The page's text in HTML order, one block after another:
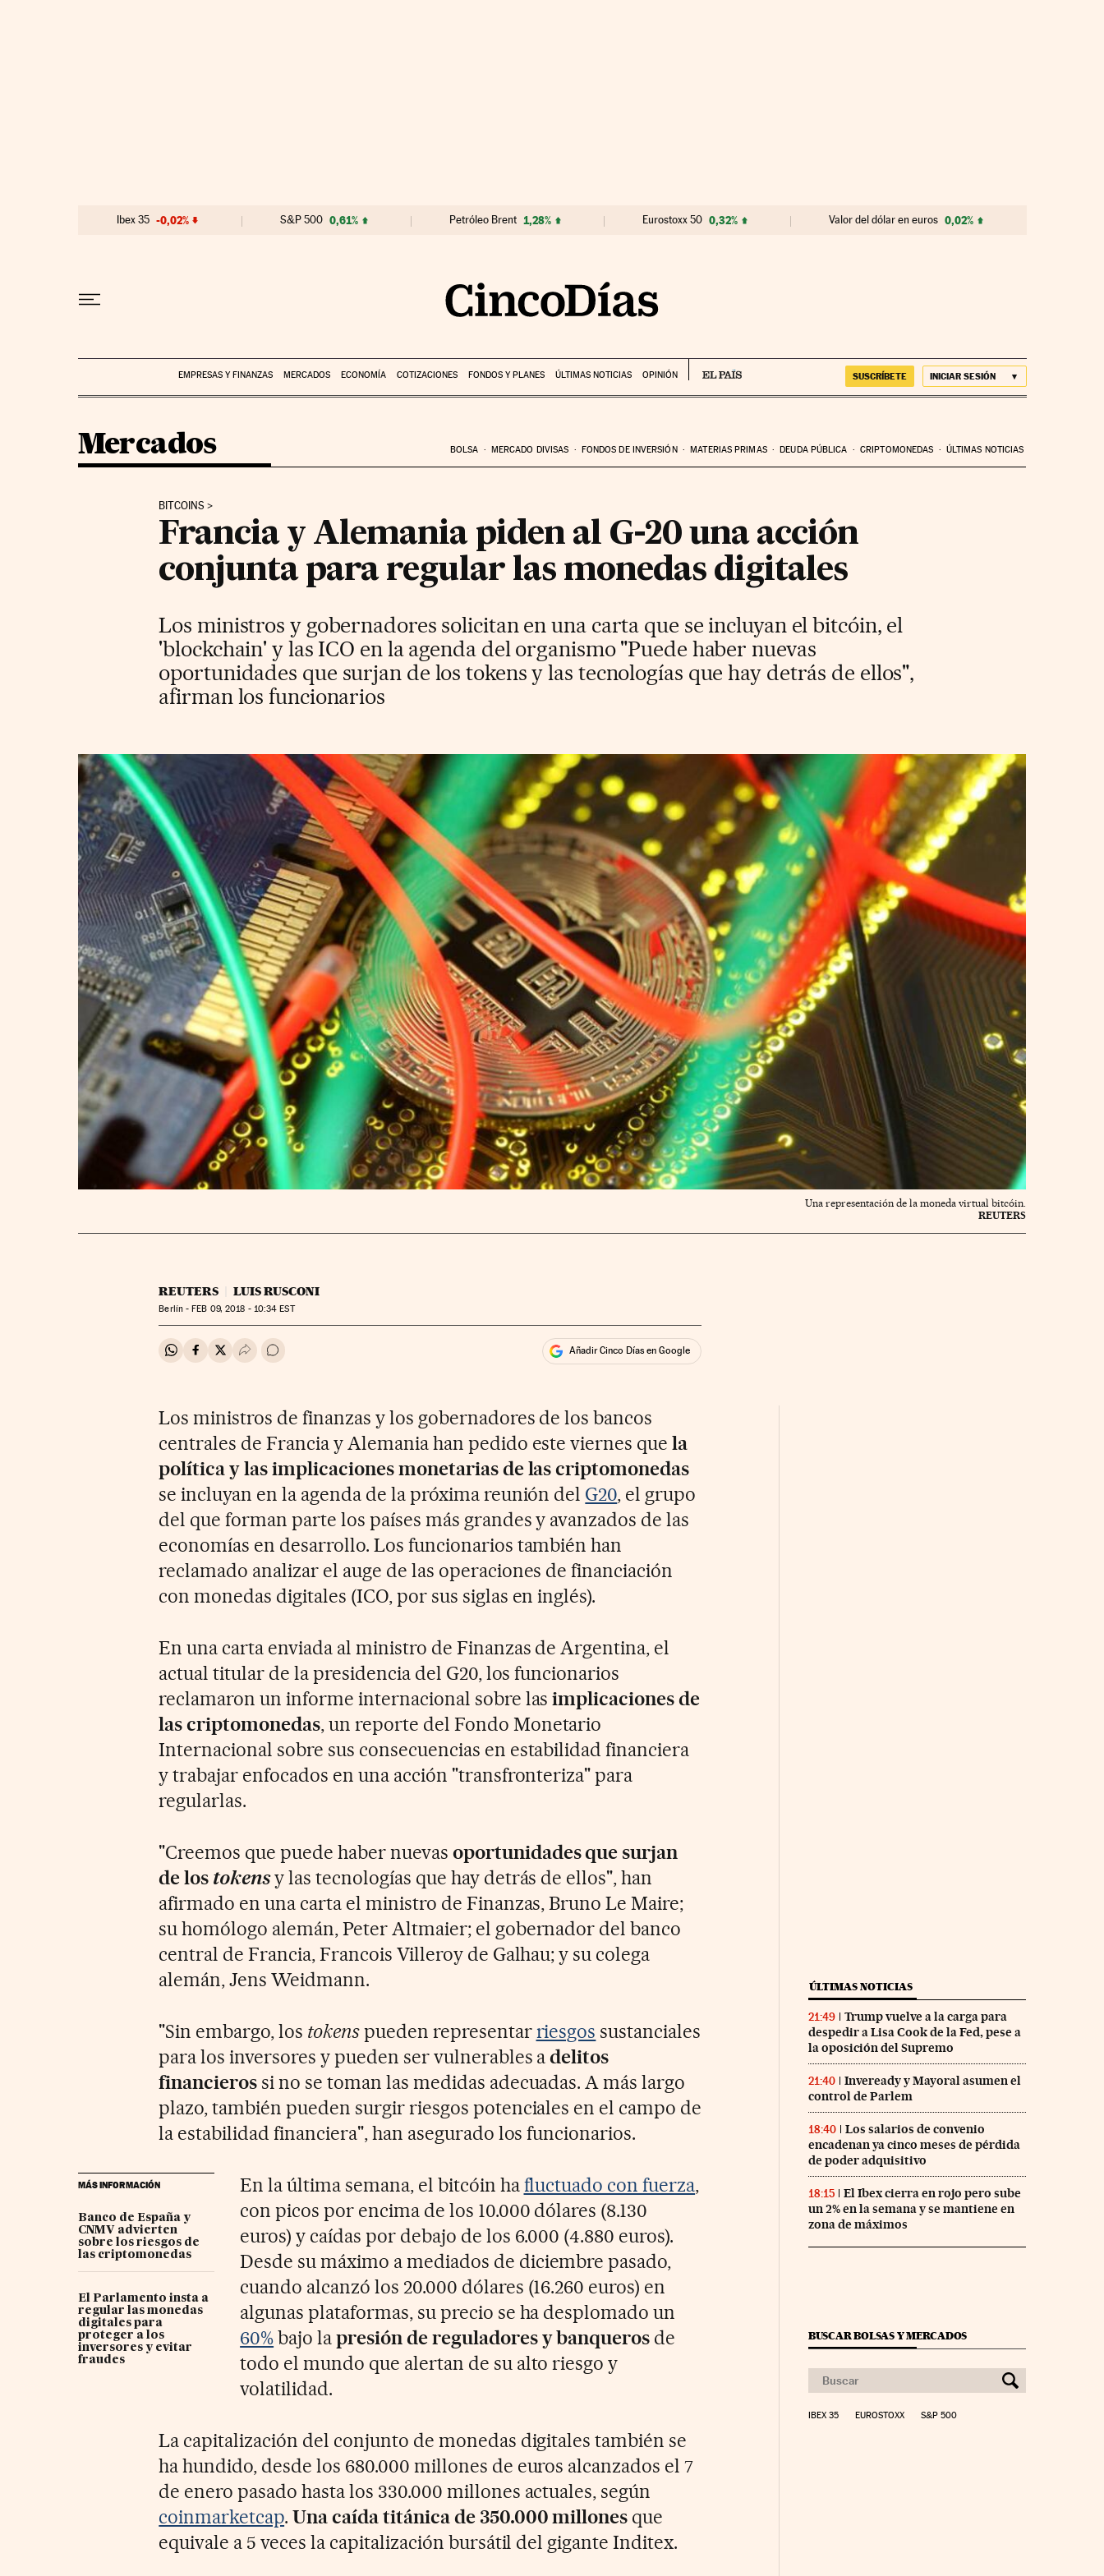
Ibex 35 -0,02% S&P 500 0,61% Petróleo Brent 1,28% Eurostoxx 50 0,32% Valor del dólar en euros 0,02%
EMPRESAS Y FINANZAS MERCADOS ECONOMÍA COTIZACIONES FONDOS Y PLANES ÚLTIMAS NOTICIAS OPINIÓN SUSCRÍBETE INICIAR SESIÓN
Mercados BOLSA MERCADO DIVISAS FONDOS DE INVERSIÓN MATERIAS PRIMAS DEUDA PÚBLICA CRIPTOMONEDAS ÚLTIMAS NOTICIAS
BITCOINS
Francia y Alemania piden al G-20 una acción
conjunta para regular las monedas digitales
Los ministros y gobernadores solicitan en una carta que se incluyan el bitcóin, el
'blockchain' y las ICO en la agenda del organismo "Puede haber nuevas
oportunidades que surjan de los tokens y las tecnologías que hay detrás de ellos",
afirman los funcionarios
Una representación de la moneda virtual bitcóin.
REUTERS
REUTERS LUIS RUSCONI
Berlín -FEB 09, 2018 - 10:34 EST
Compartir en Whatsapp
Compartir en Facebook
Compartir en Twitter
Desplegar Redes Sociales
Ir a los comentarios Añadir Cinco Días en Google
Los ministros de finanzas y los gobernadores de los bancos
centrales de Francia y Alemania han pedido este viernes quela
política y las implicaciones monetarias de las criptomonedas
se incluyan en la agenda de la próxima reunión del G20, el grupo
del que forman parte los países más grandes y avanzados de las
economías en desarrollo. Los funcionarios también han
reclamado analizar el auge de las operaciones de financiación
con monedas digitales (ICO, por sus siglas en inglés).
En una carta enviada al ministro de Finanzas de Argentina, el
actual titular de la presidencia del G20, los funcionarios
reclamaron un informe internacional sobre las implicaciones de
las criptomonedas, un reporte del Fondo Monetario
Internacional sobre sus consecuencias en estabilidad financiera
y trabajar enfocados en una acción "transfronteriza" para
regularlas.
"Creemos que puede haber nuevas oportunidades que surjan
de los tokensy las tecnologías que hay detrás de ellos", han
afirmado en una carta el ministro de Finanzas, Bruno Le Maire;
su homólogo alemán, Peter Altmaier; el gobernador del banco
central de Francia, Francois Villeroy de Galhau; y su colega
alemán, Jens Weidmann.
"Sin embargo, los tokenspueden representarriesgos sustanciales
para los inversores y pueden ser vulnerables adelitos
financieros si no se toman las medidas adecuadas. A más largo
plazo, también pueden surgir riesgos potenciales en el campo de
la estabilidad financiera", han asegurado los funcionarios.
MÁS INFORMACIÓN
Banco de España y
CNMV advierten
sobre los riesgos de
las criptomonedas
El Parlamento insta a
regular las monedas
digitales para
proteger a los
inversores y evitar
fraudes
En la última semana, el bitcóin hafluctuado con fuerza,
con picos por encima de los 10.000 dólares (8.130
euros) y caídas por debajo de los 6.000 (4.880 euros).
Desde su máximo a mediados de diciembre pasado,
cuando alcanzó los 20.000 dólares (16.260 euros) en
algunas plataformas, su precio se ha desplomado un
60%bajo lapresión de reguladores y banqueros de
todo el mundo que alertan de su alto riesgo y
volatilidad.
La capitalización del conjunto de monedas digitales también se
ha hundido, desde los 680.000 millones de euros alcanzados el 7
de enero pasado hasta los 330.000 millones actuales, según
coinmarketcap.Una caída titánica de 350.000 millones que
equivale a 5 veces la capitalización bursátil del gigante Inditex.
ÚLTIMAS NOTICIAS
21:49
Trump vuelve a la carga para
despedir a Lisa Cook de la Fed, pese a
la oposición del Supremo
21:40
Inveready y Mayoral asumen el
control de Parlem
18:40
Los salarios de convenio
encadenan ya cinco meses de pérdida
de poder adquisitivo
18:15
El Ibex cierra en rojo pero sube
un 2% en la semana y se mantiene en
zona de máximos
BUSCAR BOLSAS Y MERCADOS
IBEX 35 EUROSTOXX S&P 500